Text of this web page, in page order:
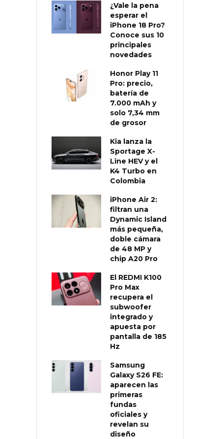
¿Vale la pena
esperar el
iPhone 18 Pro?
Conoce sus 10
principales
novedades
Honor Play 11
Pro: precio,
batería de
7.000 mAh y
solo 7,34 mm
de grosor
Kia lanza la
Sportage X-
Line HEV y el
K4 Turbo en
Colombia
iPhone Air 2:
filtran una
Dynamic Island
más pequeña,
doble cámara
de 48 MP y
chip A20 Pro
El REDMI K100
Pro Max
recupera el
subwoofer
integrado y
apuesta por
pantalla de 185
Hz
Samsung
Galaxy S26 FE:
aparecen las
primeras
fundas
oficiales y
revelan su
diseño